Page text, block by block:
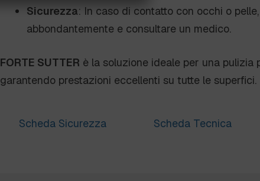
Sicurezza: In caso di contatto con occhi o
abbondantemente e consultare un medico.
FORTE SUTTER è la soluzione ideale per una pulizia
garantendo prestazioni eccellenti su tutte le superfici.
Scheda Sicurezza Scheda Tecnica